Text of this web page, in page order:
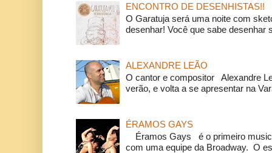
ENCONTRO DE DESENHISTAS!!
O Garatuja será uma noite com
desenhar! Você que sabe desenhar
ALEXANDRE LEÃO
O cantor e compositor Alexandre
verão, e volta a se apresentar na
ÉRAMOS GAYS
Éramos Gays é o primeiro
com uma equipe da Broadway. O